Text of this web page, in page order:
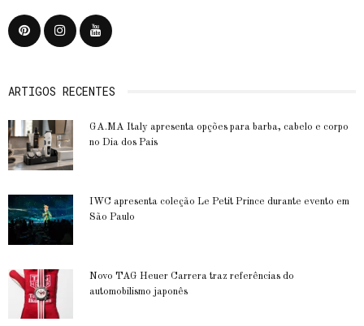
ARTIGOS RECENTES
GA.MA Italy apresenta opções para barba, cabelo e corpo
no Dia dos Pais
IWC apresenta coleção Le Petit Prince durante evento em
São Paulo
Novo TAG Heuer Carrera traz referências do
automobilismo japonês